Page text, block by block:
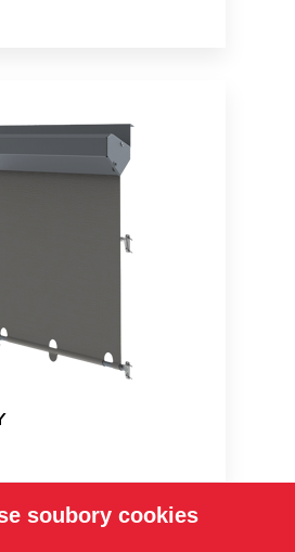
soubory cookies